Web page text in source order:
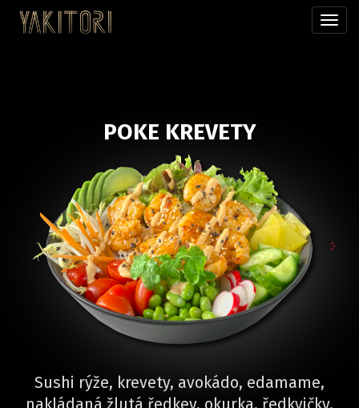
menu
POKE KREVETY
Sushi rýže, krevety, avokádo, edamame,
nakládaná žlutá ředkev, okurka, ředkvičky,